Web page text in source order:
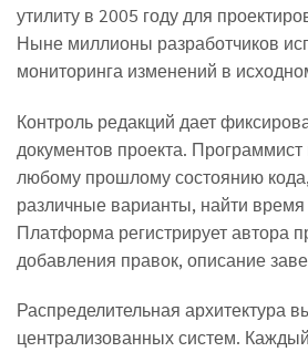
утилиту в 2005 году для
Ныне миллионы разработчиков
мониторинга изменений в
Контроль редакций дает
документов проекта. Программист
любому прошлому состоянию
различные варианты, найти
Платформа регистрирует автора
добавления правок, описание
Распределительная архитектура
централизованных систем.